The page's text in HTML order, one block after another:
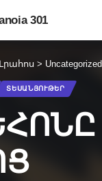
301
Լրահոս > Uncategorized
ՏԵՍԱՆՅՈՒԹԵՐ